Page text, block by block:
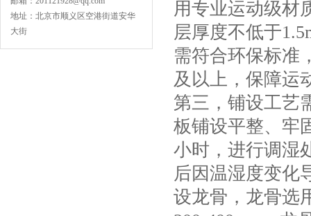
地址：北京市顺义区空港街道安华
大街
用专业运动级材
层厚度不低于
需符合环保标准
及以上，保障运
第三，铺设工艺
板铺设平整、牢
小时，进行调湿
后因温湿度变化
设龙骨，龙骨选